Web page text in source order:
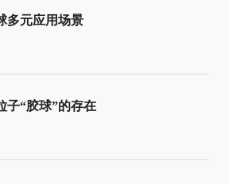
多元应用场景
子“胶球”的存在